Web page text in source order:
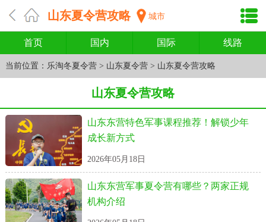
山东夏令营攻略 城市
首页 国内 国际 线路
当前位置： 乐淘冬夏令营> 山东夏令营> 山东夏令营攻略
山东夏令营攻略
山东东营特色军事课程推荐！解锁少年
成长新方式
2026年05月18日
山东东营军事夏令营有哪些？两家正规
机构介绍